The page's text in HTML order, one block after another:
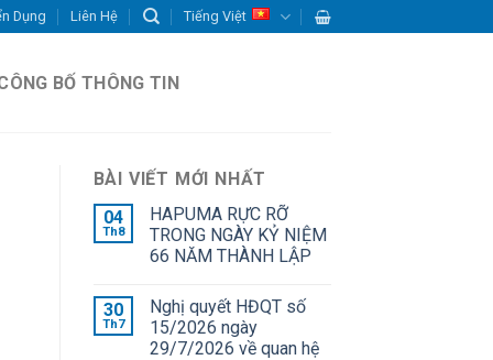
Dụng Liên Hệ Tiếng Việt
BỐ THÔNG TIN
BÀI VIẾT MỚI NHẤT
04
Th8
HAPUMA RỰC RỠ
TRONG NGÀY KỶ NIỆM
66 NĂM THÀNH LẬP
30
Th7
Nghị quyết HĐQT số
15/2026 ngày
29/7/2026 về quan hệ